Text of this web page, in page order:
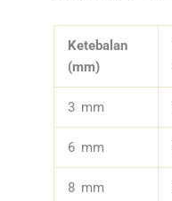
Ketebalan
(mm)
3 mm
6 mm
8 mm